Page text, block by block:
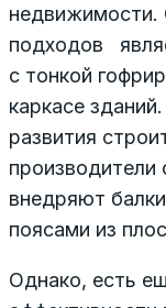
недвижимости.
подходов
с тонкой
каркасе
развития
производители
внедряют
поясами из
Однако, есть